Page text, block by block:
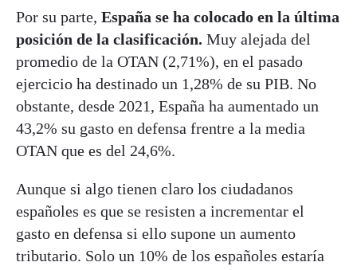
Por su parte, España se ha colocado en la última
posición de la clasificación. Muy alejada del
promedio de la OTAN (2,71%), en el pasado
ejercicio ha destinado un 1,28% de su PIB. No
obstante, desde 2021, España ha aumentado un
43,2% su gasto en defensa frentre a la media
OTAN que es del 24,6%.
Aunque si algo tienen claro los ciudadanos
españoles es que se resisten a incrementar el
gasto en defensa si ello supone un aumento
tributario. Solo un 10% de los españoles estaría